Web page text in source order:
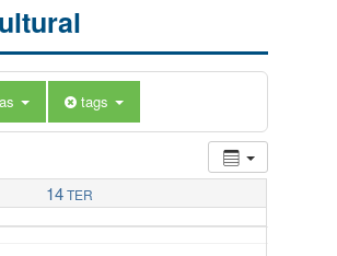
tags
14TER